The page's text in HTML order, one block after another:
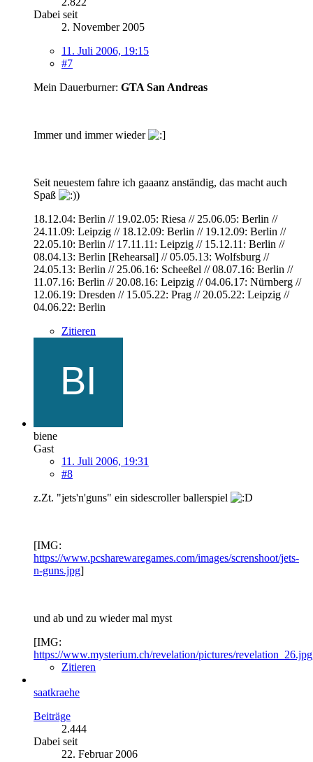
Dabei seit
2. November 2005
11. Juli 2006, 19:15
#7
Mein Dauerburner: GTA San Andreas
Immer und immer wieder
Seit neuestem fahre ich gaaanz anständig, das macht auch
Spaß
18.12.04: Berlin // 19.02.05: Riesa // 25.06.05: Berlin //
24.11.09: Leipzig // 18.12.09: Berlin // 19.12.09: Berlin //
22.05.10: Berlin // 17.11.11: Leipzig // 15.12.11: Berlin //
08.04.13: Berlin [Rehearsal] // 05.05.13: Wolfsburg //
24.05.13: Berlin // 25.06.16: Scheeßel // 08.07.16: Berlin //
11.07.16: Berlin // 20.08.16: Leipzig // 04.06.17: Nürnberg //
12.06.19: Dresden // 15.05.22: Prag // 20.05.22: Leipzig //
04.06.22: Berlin
Zitieren
biene
Gast
11. Juli 2006, 19:31
#8
z.Zt. "jets'n'guns" ein sidescroller ballerspiel
[IMG:
https://www.pcsharewaregames.com/images/screnshoot/jets-
n-guns.jpg]
und ab und zu wieder mal myst
[IMG:
https://www.mysterium.ch/revelation/pictures/revelation_26.jpg
Zitieren
saatkraehe
Beiträge
2.444
Dabei seit
22. Februar 2006